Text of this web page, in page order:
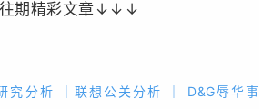
往期精彩文章↓↓↓
究分析 联想公关分析
D&G辱华事